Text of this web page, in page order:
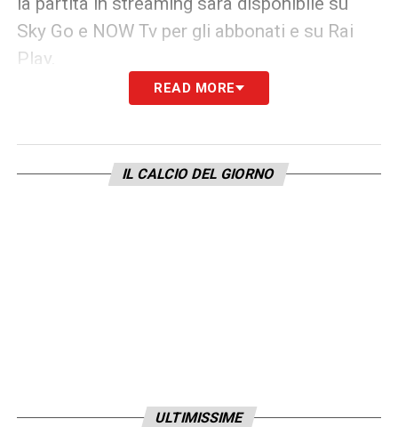
Sky Go e NOW Tv per gli abbonati e su Rai
Play.
READ MORE
IL CALCIO DEL GIORNO
ULTIMISSIME